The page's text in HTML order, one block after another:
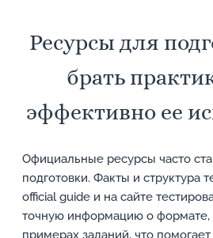
Ресурсы для
брать
эффективно ее
Официальные ресурсы часто
подготовки. Факты и структура
official guide и на сайте
точную информацию о формате,
примерах заданий, что